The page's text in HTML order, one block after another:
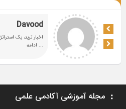
Davood
اخبار ترید، یک
... ادامه
مجله آموزشی آکادمی علمی